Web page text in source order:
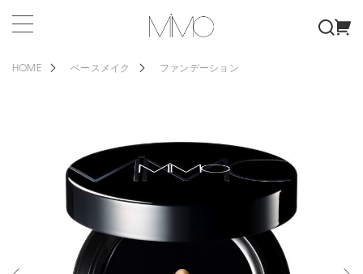
HOME ベースメイク ファンデーション